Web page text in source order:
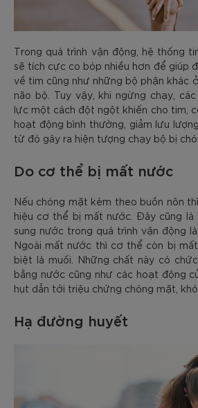
Trong quá trình vận động, hệ thống
sẽ tích cực co bóp nhiều hơn để giúp
về tim cũng như những bộ phận khác
não bộ. Tuy vậy, khi ngừng chạy,
lực một cách đột ngột khiến cho tim,
hoạt động bình thường, giảm lưu
từ đó gây ra hiện tượng chạy bộ bị
Do cơ thể bị mất nước
Nếu chóng mặt kèm theo buồn nôn
hiệu cơ thể bị mất nước. Đây cũng
sung nước trong quá trình vận động
Ngoài mất nước thì cơ thể còn bị
biệt là muối. Những chất này có
bằng nước cũng như các hoạt động
hụt dẫn tới triệu chứng chóng mặt, khó
Hạ đường huyết